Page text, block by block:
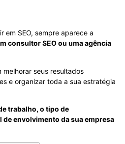
em SEO, sempre aparece a
consultor SEO ou uma agência
melhorar seus resultados
e organizar toda a sua estratégia
trabalho, o tipo de
de envolvimento da sua empresa